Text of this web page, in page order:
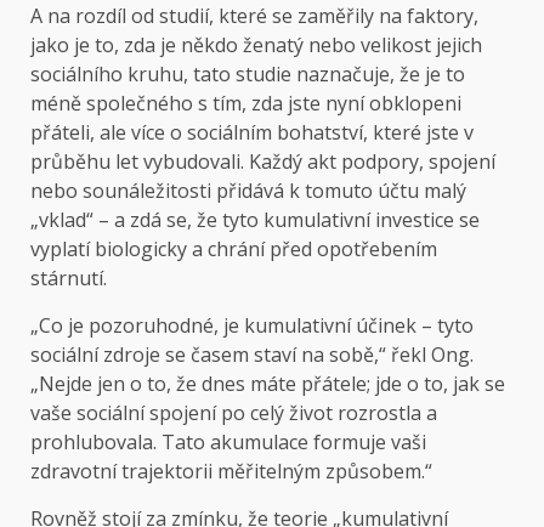
A na rozdíl od studií, které se zaměřily na faktory,
jako je to, zda je někdo ženatý nebo velikost jejich
sociálního kruhu, tato studie naznačuje, že je to
méně společného s tím, zda jste nyní obklopeni
přáteli, ale více o sociálním bohatství, které jste v
průběhu let vybudovali. Každý akt podpory, spojení
nebo sounáležitosti přidává k tomuto účtu malý
„vklad“ – a zdá se, že tyto kumulativní investice se
vyplatí biologicky a chrání před opotřebením
stárnutí.
„Co je pozoruhodné, je kumulativní účinek – tyto
sociální zdroje se časem staví na sobě,“ řekl Ong.
„Nejde jen o to, že dnes máte přátele; jde o to, jak se
vaše sociální spojení po celý život rozrostla a
prohlubovala. Tato akumulace formuje vaši
zdravotní trajektorii měřitelným způsobem.“
Rovněž stojí za zmínku, že teorie „kumulativní